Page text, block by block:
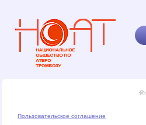
Пользовательское соглашение